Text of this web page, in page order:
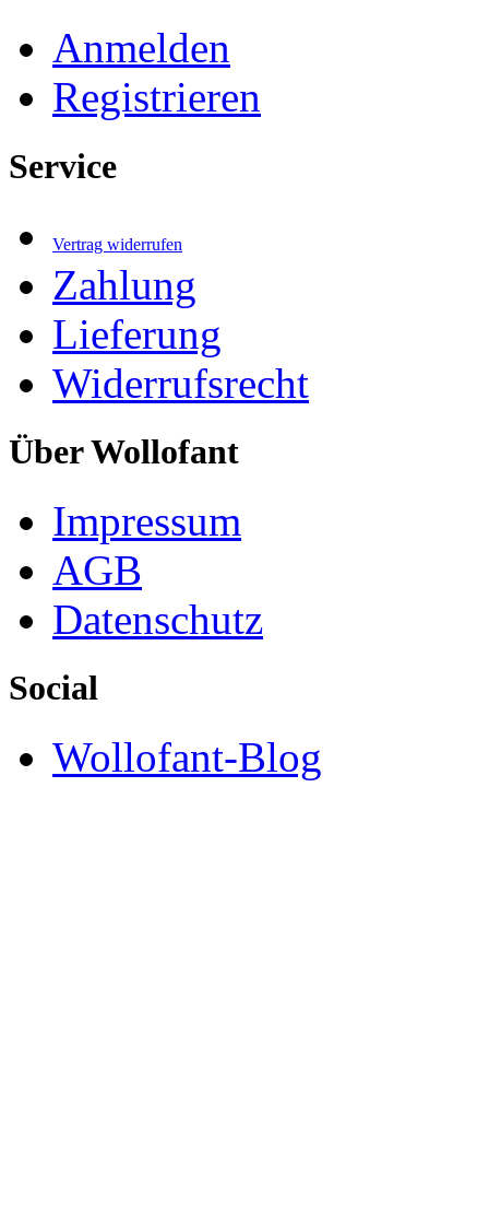
Anmelden
Registrieren
Service
Vertrag widerrufen
Zahlung
Lieferung
Widerrufsrecht
Über Wollofant
Impressum
AGB
Datenschutz
Social
Wollofant-Blog